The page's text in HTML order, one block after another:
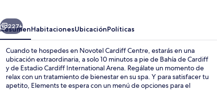
Siguiente
227+
ResumenHabitacionesUbicaciónPolíticas
Cuando te hospedes en Novotel Cardiff Centre, estarás en una
ubicación extraordinaria, a solo 10 minutos a pie de Bahía de Cardiff
y de Estadio Cardiff International Arena. Regálate un momento de
relax con un tratamiento de bienestar en su spa. Y para satisfacer tu
apetito, Elements te espera con un menú de opciones para el